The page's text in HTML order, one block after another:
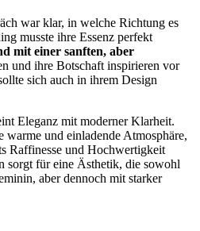
war klar, in welche Richtung es
musste ihre Essenz perfekt
mit einer sanften, aber
und ihre Botschaft inspirieren vor
sich auch in ihrem Design
Eleganz mit moderner Klarheit.
warme und einladende Atmosphäre,
Raffinesse und Hochwertigkeit
sorgt für eine Ästhetik, die sowohl
aber dennoch mit starker